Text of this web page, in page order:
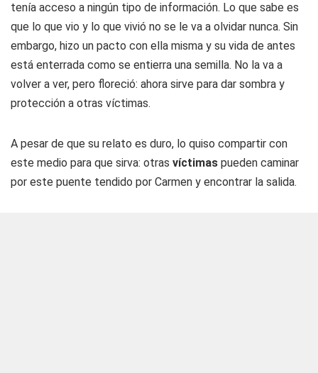
tenía acceso a ningún tipo de información. Lo que sabe es
que lo que vio y lo que vivió no se le va a olvidar nunca. Sin
embargo, hizo un pacto con ella misma y su vida de antes
está enterrada como se entierra una semilla. No la va a
volver a ver, pero floreció: ahora sirve para dar sombra y
protección a otras víctimas.
A pesar de que su relato es duro, lo quiso compartir con
este medio para que sirva: otras víctimas pueden caminar
por este puente tendido por Carmen y encontrar la salida.